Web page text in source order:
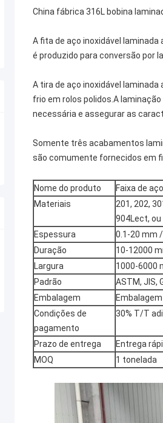
China fábrica 316L bobina
A fita de aço inoxidável
é produzido para conversão por
A tira de aço inoxidável
frio em rolos polidos.A
necessária e assegurar as
Somente três acabamentos
são comumente fornecidos em
Nome do produto
Faixa de
Materiais
201, 202,
904Lect,
Espessura
0.1-20 mm
Duração
10-12000
Largura
1000-6000
Padrão
ASTM, JIS,
Embalagem
Condições de
pagamento
30% T/T
Prazo de entrega
Entrega
MOQ
1 tonelada